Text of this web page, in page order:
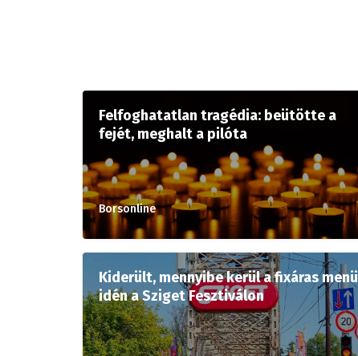
Felfoghatatlan tragédia: beütötte a
fejét, meghalt a pilóta
Borsonline
Kiderült, mennyibe kerül a fixáras menü
idén a Sziget Fesztiválon